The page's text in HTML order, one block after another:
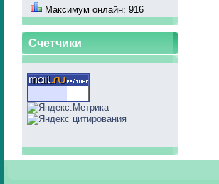
Максимум онлайн: 916
Счетчики